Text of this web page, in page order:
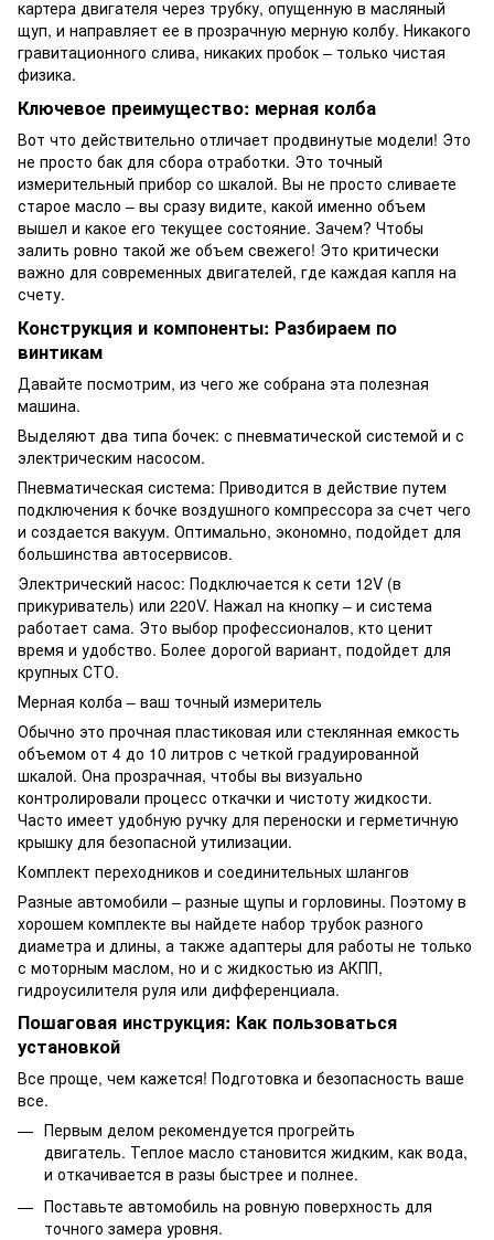
картера двигателя через трубку, опущенную в масляный
щуп, и направляет ее в прозрачную мерную колбу. Никакого
гравитационного слива, никаких пробок – только чистая
физика.
Ключевое преимущество: мерная колба
Вот что действительно отличает продвинутые модели! Это
не просто бак для сбора отработки. Это точный
измерительный прибор со шкалой. Вы не просто сливаете
старое масло – вы сразу видите, какой именно объем
вышел и какое его текущее состояние. Зачем? Чтобы
залить ровно такой же объем свежего! Это критически
важно для современных двигателей, где каждая капля на
счету.
Конструкция и компоненты: Разбираем по
винтикам
Давайте посмотрим, из чего же собрана эта полезная
машина.
Выделяют два типа бочек: с пневматической системой и с
электрическим насосом.
Пневматическая система: Приводится в действие путем
подключения к бочке воздушного компрессора за счет чего
и создается вакуум. Оптимально, экономно, подойдет для
большинства автосервисов.
Электрический насос: Подключается к сети 12V (в
прикуриватель) или 220V. Нажал на кнопку – и система
работает сама. Это выбор профессионалов, кто ценит
время и удобство. Более дорогой вариант, подойдет для
крупных СТО.
Мерная колба – ваш точный измеритель
Обычно это прочная пластиковая или стеклянная емкость
объемом от 4 до 10 литров с четкой градуированной
шкалой. Она прозрачная, чтобы вы визуально
контролировали процесс откачки и чистоту жидкости.
Часто имеет удобную ручку для переноски и герметичную
крышку для безопасной утилизации.
Комплект переходников и соединительных шлангов
Разные автомобили – разные щупы и горловины. Поэтому в
хорошем комплекте вы найдете набор трубок разного
диаметра и длины, а также адаптеры для работы не только
с моторным маслом, но и с жидкостью из АКПП,
гидроусилителя руля или дифференциала.
Пошаговая инструкция: Как пользоваться
установкой
Все проще, чем кажется! Подготовка и безопасность ваше
все.
Первым делом рекомендуется прогрейть
двигатель. Теплое масло становится жидким, как вода,
и откачивается в разы быстрее и полнее.
Поставьте автомобиль на ровную поверхность для
точного замера уровня.